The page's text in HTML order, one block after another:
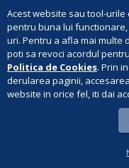
Acest website sau tool-
pentru buna lui
uri. Pentru a afla mai multe
poti sa revoci acordul
Politica de Cookies. Prin
derularea paginii,
website in orice fel, iti dai